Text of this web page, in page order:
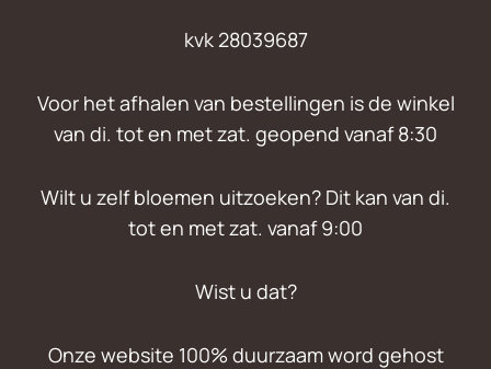
kvk 28039687
Voor het afhalen van bestellingen is de winkel
van di. tot en met zat. geopend vanaf 8:30
Wilt u zelf bloemen uitzoeken? Dit kan van di.
tot en met zat. vanaf 9:00
Wist u dat?
Onze website 100% duurzaam word gehost